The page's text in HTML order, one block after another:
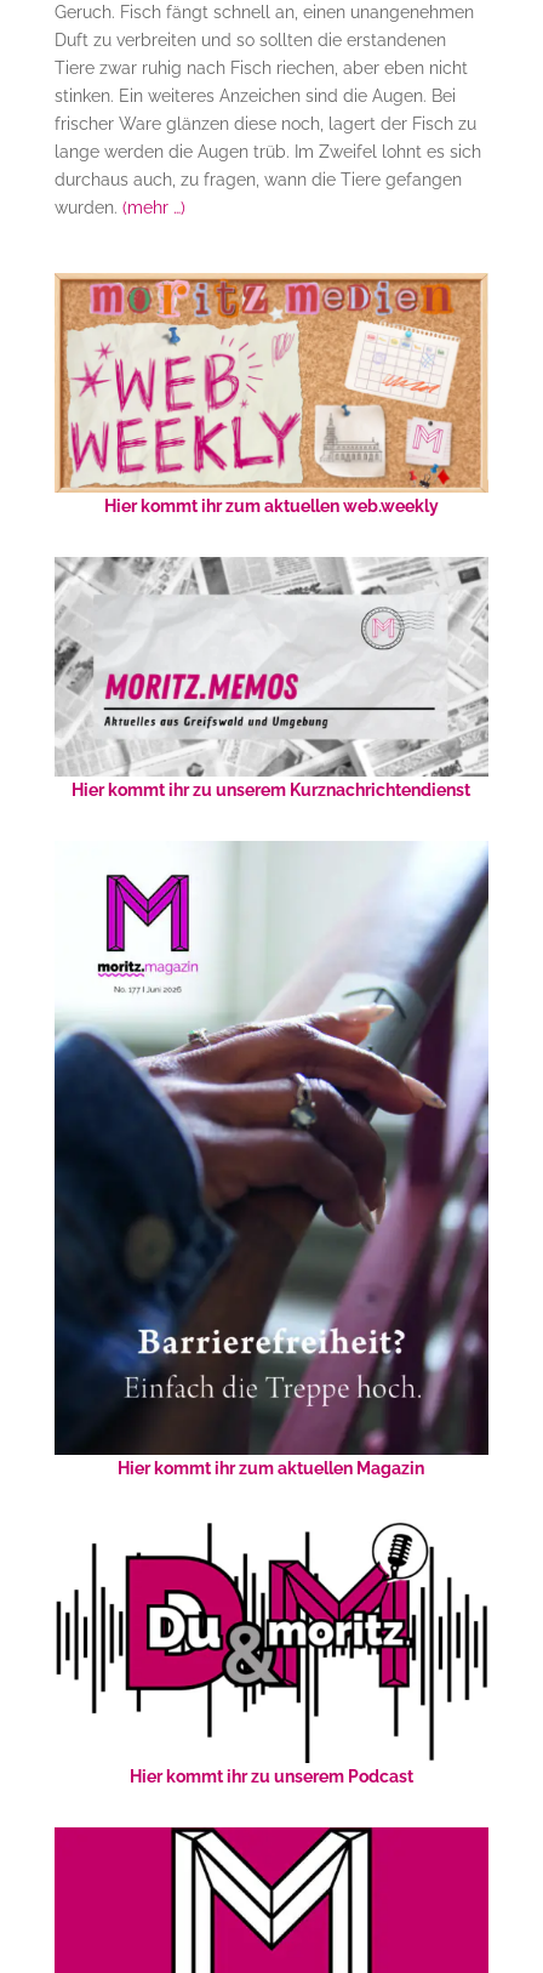
Geruch. Fisch fängt schnell an, einen unangenehmen
Duft zu verbreiten und so sollten die erstandenen
Tiere zwar ruhig nach Fisch riechen, aber eben nicht
stinken. Ein weiteres Anzeichen sind die Augen. Bei
frischer Ware glänzen diese noch, lagert der Fisch zu
lange werden die Augen trüb. Im Zweifel lohnt es sich
durchaus auch, zu fragen, wann die Tiere gefangen
wurden. (mehr …)
Hier kommt ihr zum aktuellen web.weekly
Hier kommt ihr zu unserem Kurznachrichtendienst
Hier kommt ihr zum aktuellen Magazin
Hier kommt ihr zu unserem Podcast